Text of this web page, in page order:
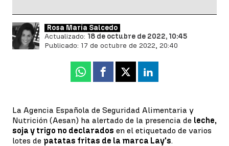
Rosa María Salcedo
Actualizado: 18 de octubre de 2022, 10:45
Publicado: 17 de octubre de 2022, 20:40
Whatsapp
Facebook
X Linkedin
La Agencia Española de Seguridad Alimentaria y
Nutrición (Aesan) ha alertado de la presencia de leche,
soja y trigo no declarados en el etiquetado de varios
lotes de patatas fritas de la marca Lay's.